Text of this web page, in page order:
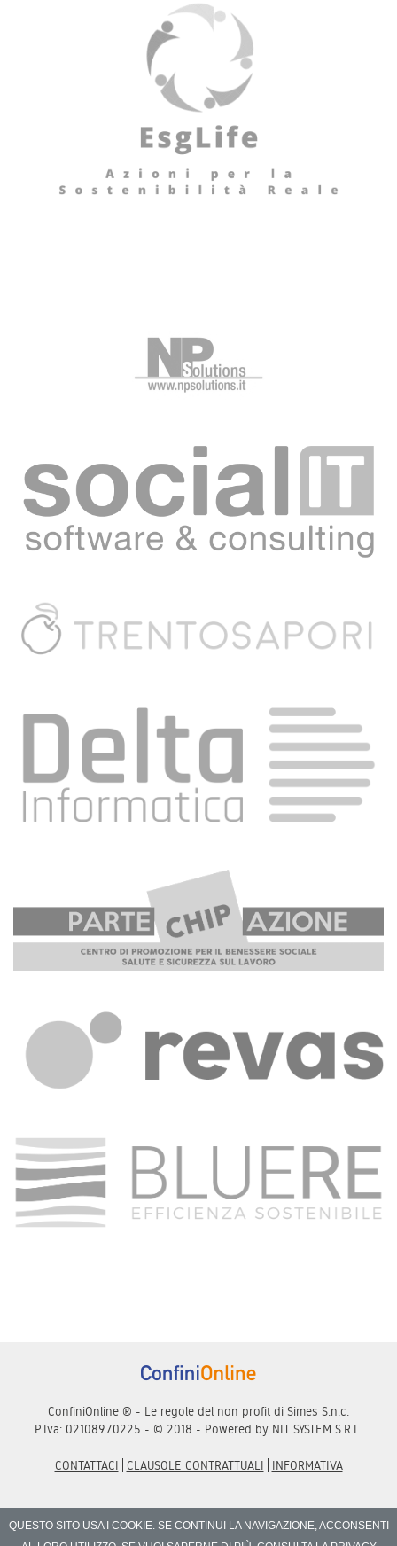
ConfiniOnline ® - Le regole del non profit di Simes S.n.c.
P.Iva: 02108970225 - © 2018 - Powered by NIT SYSTEM S.R.L.
CONTATTACI CLAUSOLE CONTRATTUALI INFORMATIVA
QUESTO SITO USA I COOKIE. SE CONTINUI LA NAVIGAZIONE, ACCONSENTI